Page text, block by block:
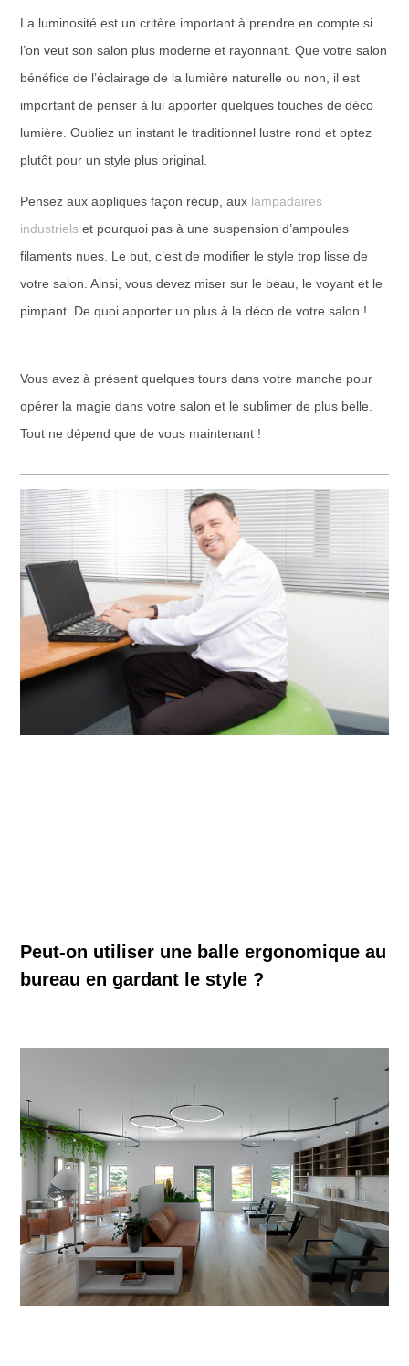
La luminosité est un critère important à prendre en compte si
l’on veut son salon plus moderne et rayonnant. Que votre salon
bénéfice de l’éclairage de la lumière naturelle ou non, il est
important de penser à lui apporter quelques touches de déco
lumière. Oubliez un instant le traditionnel lustre rond et optez
plutôt pour un style plus original.
Pensez aux appliques façon récup, aux lampadaires
industriels et pourquoi pas à une suspension d’ampoules
filaments nues. Le but, c’est de modifier le style trop lisse de
votre salon. Ainsi, vous devez miser sur le beau, le voyant et le
pimpant. De quoi apporter un plus à la déco de votre salon !
Vous avez à présent quelques tours dans votre manche pour
opérer la magie dans votre salon et le sublimer de plus belle.
Tout ne dépend que de vous maintenant !
Peut-on utiliser une balle ergonomique au
bureau en gardant le style ?